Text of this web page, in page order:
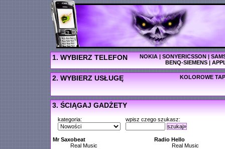
1. WYBIERZ TELEFON NOKIA|SONYERICSSON|
BENQ-SIEMENS|
2. WYBIERZ USŁUGĘ KOLOROWE
3. ŚCIĄGAJ GADŻETY
kategoria:
wpisz czego szukasz:
szukaj»
Mr Saxobeat
Real Music
Radio Hello
Real Music